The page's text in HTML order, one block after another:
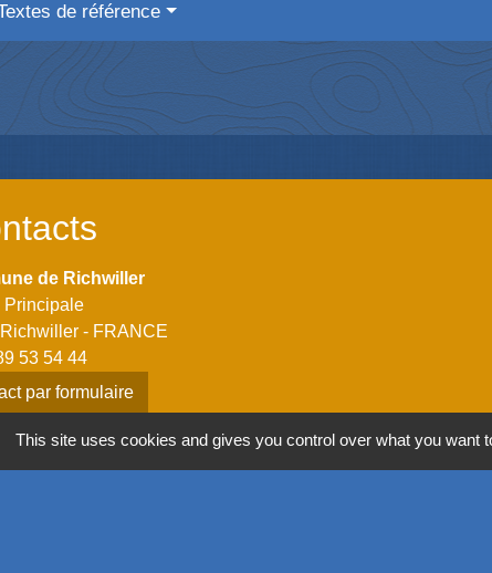
de référence
de Richwiller
Principale
- FRANCE
53 54 44
par formulaire
This site uses cookies and gives you control over what you want